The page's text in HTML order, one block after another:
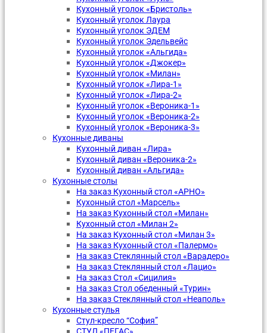
Кухонный уголок «Бристоль»
Кухонный уголок Лаура
Кухонный уголок ЭДЕМ
Кухонный уголок Эдельвейс
Кухонный уголок «Альгида»
Кухонный уголок «Джокер»
Кухонный уголок «Милан»
Кухонный уголок «Лира-1»
Кухонный уголок «Лира-2»
Кухонный уголок «Вероника-1»
Кухонный уголок «Вероника-2»
Кухонный уголок «Вероника-3»
Кухонные диваны
Кухонный диван «Лира»
Кухонный диван «Вероника-2»
Кухонный диван «Альгида»
Кухонные столы
На заказ Кухонный стол «АРНО»
Кухонный стол «Марсель»
На заказ Кухонный стол «Милан»
Кухонный стол «Милан 2»
На заказ Кухонный стол «Милан 3»
На заказ Кухонный стол «Палермо»
На заказ Стеклянный стол «Варадеро»
На заказ Стеклянный стол «Лацио»
На заказ Стол «Сицилия»
На заказ Стол обеденный «Турин»
На заказ Стеклянный стол «Неаполь»
Кухонные стулья
Стул-кресло “София”